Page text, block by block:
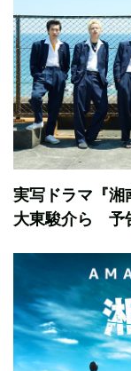
実写ドラマ『湘
大東駿介ら 予